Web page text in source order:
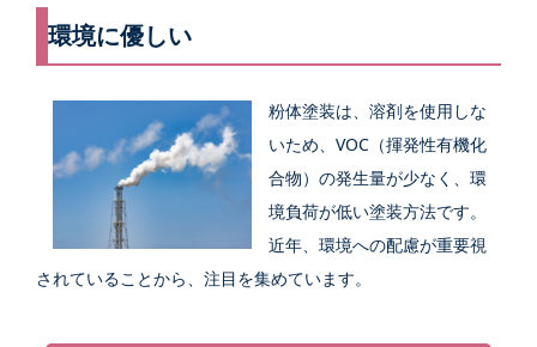
環境に優しい
粉体塗装は、溶剤を使用しな
いため、VOC（揮発性有機化
合物）の発生量が少なく、環
境負荷が低い塗装方法です。
近年、環境への配慮が重要視
されていることから、注目を集めています。